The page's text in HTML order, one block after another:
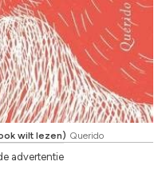
wilt lezen) Querido
advertentie